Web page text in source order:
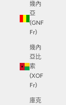
幾內
亞
(GNF
Fr)
幾內
亞比
索
(XOF
Fr)
庫克